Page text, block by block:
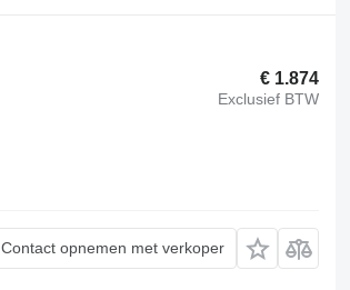
€ 1.874
Exclusief BTW
Contact opnemen met verkoper